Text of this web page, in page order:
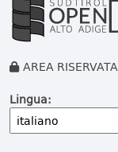
AREA RISERVATA
Lingua